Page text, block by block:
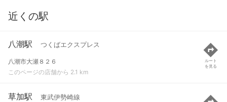
近くの駅
八潮駅 つくばエクスプレス
八潮市大瀬８２６
このページの店舗から 2.1 km
ルート
を見る
草加駅 東武伊勢崎線